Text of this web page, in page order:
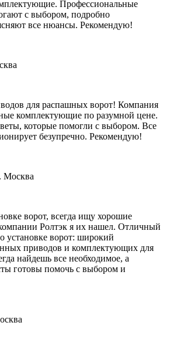
Профессиональные
с выбором, подробно
все нюансы. Рекомендую!
для распашных ворот! Компания
комплектующие по разумной цене.
которые помогли с выбором. Все
безупречно. Рекомендую!
Москва
ворот, всегда ищу хорошие
Ролтэк я их нашел. Отличный
установке ворот: широкий
приводов и комплектующих для
найдешь все необходимое, а
готовы помочь с выбором и